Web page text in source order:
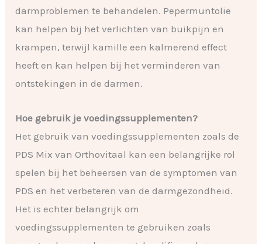
darmproblemen te behandelen. Pepermuntolie
kan helpen bij het verlichten van buikpijn en
krampen, terwijl kamille een kalmerend effect
heeft en kan helpen bij het verminderen van
ontstekingen in de darmen.
Hoe gebruik je voedingssupplementen?
Het gebruik van voedingssupplementen zoals de
PDS Mix van Orthovitaal kan een belangrijke rol
spelen bij het beheersen van de symptomen van
PDS en het verbeteren van de darmgezondheid.
Het is echter belangrijk om
voedingssupplementen te gebruiken zoals